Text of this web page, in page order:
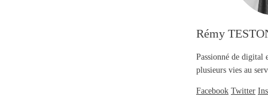
Rémy
Passionné de digital
plusieurs vies au
Facebook Twitter